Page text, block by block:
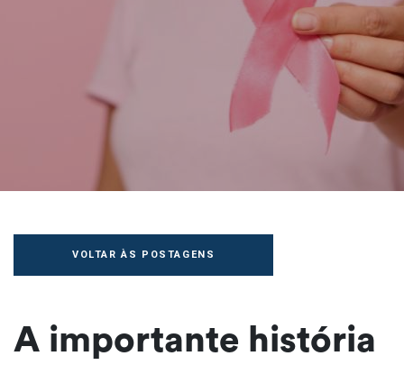
VOLTAR ÀS POSTAGENS
A importante história